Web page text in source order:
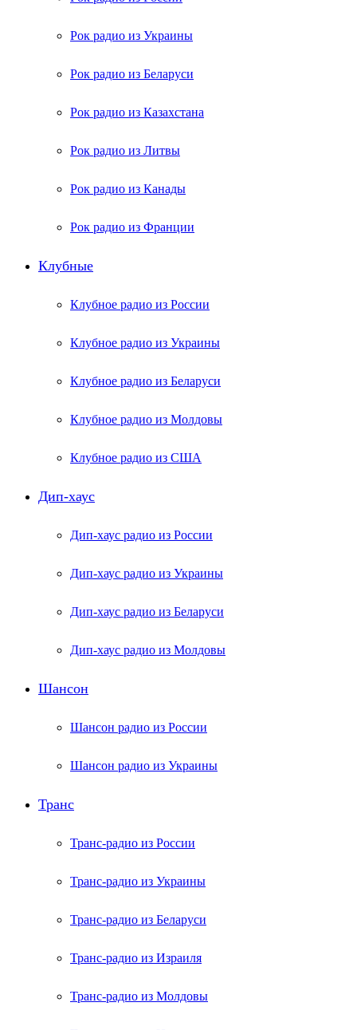
Рок радио из Украины
Рок радио из Беларуси
Рок радио из Казахстана
Рок радио из Литвы
Рок радио из Канады
Рок радио из Франции
Клубные
Клубное радио из России
Клубное радио из Украины
Клубное радио из Беларуси
Клубное радио из Молдовы
Клубное радио из США
Дип-хаус
Дип-хаус радио из России
Дип-хаус радио из Украины
Дип-хаус радио из Беларуси
Дип-хаус радио из Молдовы
Шансон
Шансон радио из России
Шансон радио из Украины
Транс
Транс-радио из России
Транс-радио из Украины
Транс-радио из Беларуси
Транс-радио из Израиля
Транс-радио из Молдовы